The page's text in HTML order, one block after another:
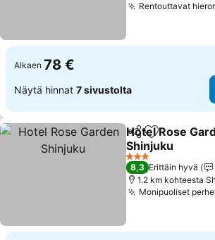
Rentouttavat
Alkaen 78 €
Näytä hinnat 7 sivustolta
Jaa Lisää
Hotel Rose
Shinjuku
Katso hinnat
3 Tähtiluokitus
8,3 Erittäin hyvä
1.2 km kohteesta
Monipuoliset